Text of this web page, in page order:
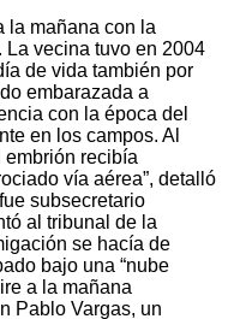
la mañana con la
vecina tuvo en 2004
de vida también por
embarazada a
con la época del
en los campos. Al
embrión recibía
vía aérea”, detalló
subsecretario
al tribunal de la
se hacía de
bajo una “nube
a la mañana
Pablo Vargas, un